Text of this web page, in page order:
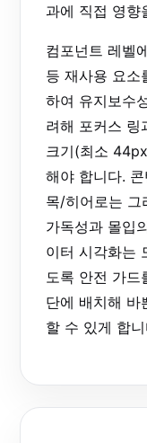
과에 직접 영향
컴포넌트 레벨
등 재사용 요소
하여 유지보수
려해 포커스 링
크기(최소
해야 합니다.
목/히어로는 그
가독성과 몰입
이터 시각화는
도록 안전 가
단에 배치해 바
할 수 있게 합